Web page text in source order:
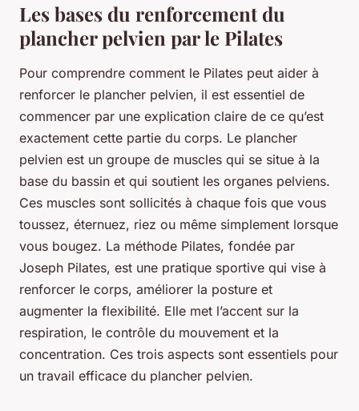
Les bases du renforcement du
plancher pelvien par le Pilates
Pour comprendre comment le Pilates peut aider à
renforcer le plancher pelvien, il est essentiel de
commencer par une explication claire de ce qu’est
exactement cette partie du corps. Le plancher
pelvien est un groupe de muscles qui se situe à la
base du bassin et qui soutient les organes pelviens.
Ces muscles sont sollicités à chaque fois que vous
toussez, éternuez, riez ou même simplement lorsque
vous bougez. La méthode Pilates, fondée par
Joseph Pilates, est une pratique sportive qui vise à
renforcer le corps, améliorer la posture et
augmenter la flexibilité. Elle met l’accent sur la
respiration, le contrôle du mouvement et la
concentration. Ces trois aspects sont essentiels pour
un travail efficace du plancher pelvien.